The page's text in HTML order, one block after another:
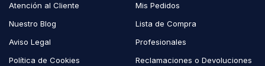
Atención al Cliente
Nuestro Blog
Aviso Legal
Política de Cookies
Mis Pedidos
Lista de Compra
Profesionales
Reclamaciones o Devoluciones